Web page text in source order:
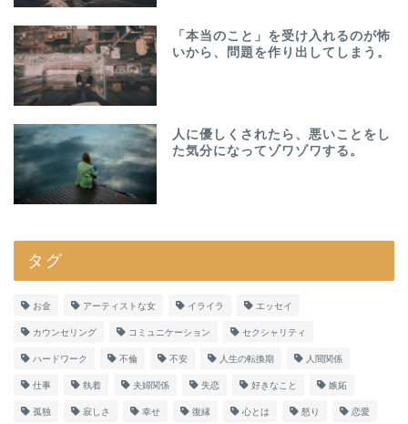
「本当のこと」を受け入れるのが怖
いから、問題を作り出してしまう。
人に優しくされたら、悪いことをし
た気分になってゾワゾワする。
タグ
お金 アーティストな女 イライラ エッセイ
カウンセリング コミュニケーション セクシャリティ
ハードワーク 不倫 不安 人生の転換期 人間関係
仕事 執着 夫婦関係 失恋 好きなこと 嫉妬
孤独 寂しさ 幸せ 復縁 心とは 怒り 恋愛